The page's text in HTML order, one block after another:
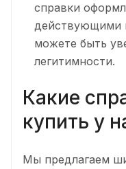
справки
действующими
можете быть
легитимности.
Какие
купить у
Мы предлагаем